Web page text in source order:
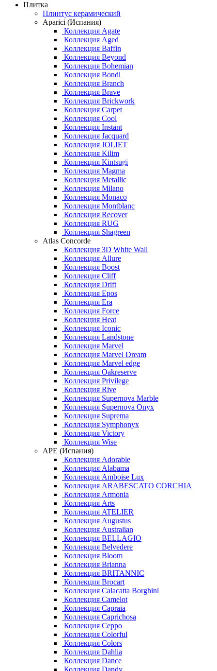
Плитка
Плинтус керамический
Aparici (Испания)
Коллекция Agate
Коллекция Aged
Коллекция Baffin
Коллекция Beyond
Коллекция Bohemian
Коллекция Bondi
Коллекция Branch
Коллекция Brave
Коллекция Brickwork
Коллекция Carpet
Коллекция Cool
Коллекция Instant
Коллекция Jacquard
Коллекция JOLIET
Коллекция Kilim
Коллекция Kintsugi
Коллекция Magma
Коллекция Metallic
Коллекция Milano
Коллекция Monaco
Коллекция Montblanc
Коллекция Recover
Коллекция RUG
Коллекция Shagreen
Atlas Concorde
Коллекция 3D White Wall
Коллекция Allure
Коллекция Boost
Коллекция Cliff
Коллекция Drift
Коллекция Epos
Коллекция Era
Коллекция Force
Коллекция Heat
Коллекция Iconic
Коллекция Landstone
Коллекция Marvel
Коллекция Marvel Dream
Коллекция Marvel edge
Коллекция Oakreserve
Коллекция Privilege
Коллекция Rive
Коллекция Supernova Marble
Коллекция Supernova Onyx
Коллекция Suprema
Коллекция Symphonyx
Коллекция Victory
Коллекция Wise
APE (Испания)
Коллекция Adorable
Коллекция Alabama
Коллекция Amboise Lux
Коллекция ARABESCATO CORCHIA
Коллекция Armonia
Коллекция Arts
Коллекция ATELIER
Коллекция Augustus
Коллекция Australian
Коллекция BELLAGIO
Коллекция Belvedere
Коллекция Bloom
Коллекция Brianna
Коллекция BRITANNIC
Коллекция Brocart
Коллекция Calacatta Borghini
Коллекция Camelot
Коллекция Capraia
Коллекция Caprichosa
Коллекция Ceppo
Коллекция Colorful
Коллекция Colors
Коллекция Dahlia
Коллекция Dance
Коллекция Dandy